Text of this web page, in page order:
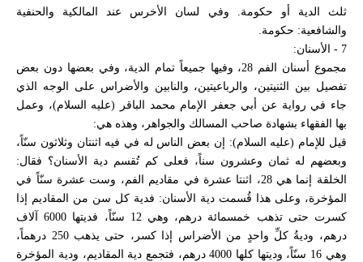
ثلث الدية أو حكومة. وفي لسان الأخرس عند المالكية والحنفية
والشافعية: حكومة.
7 - الأسنان:
مجموع أسنان الفم 28، وفيها جميعاً تمام الدية، وفي بعضها دون بعض
تفصيل بين الثنيتين، والرباعيتين، والنابين والأضراس على الوجه الذي
جاء في رواية عن أبي جعفر الإمام محمد الباقر (عليه السلام)، وعمل
بها الفقهاء بشهادة صاحب المسالك والجواهر، وهذه هي:
قيل للإمام (عليه السلام): إن بعض الناس له في فيه اثنتان وثلاثون سنّاً،
وبعضهم له ثمان وعشرون سناً، فعلى كم تُقسم دية الأسنان؟ فقال:
الخلقة إنما هي 28، اثنتا عشرة في مقاديم الفم، وست عشرة سنّاً في
المؤخرة، وعلى هذا قُسمت دية الأسنان: فدية كل سن من المقاديم إذا
كسرت حتى تذهب خمسمائة درهم، وهي 12 سنّاً، فديتها 6000 آلاف
درهم، وديةُ كلِّ واحدٍ من الأضراس إذا كسر، حتى يذهب 250 درهماً،
وهي 16 سنّاً، وديتها كلها 4000 درهم، فتجمع دية المقاديم، ودية المؤخرة